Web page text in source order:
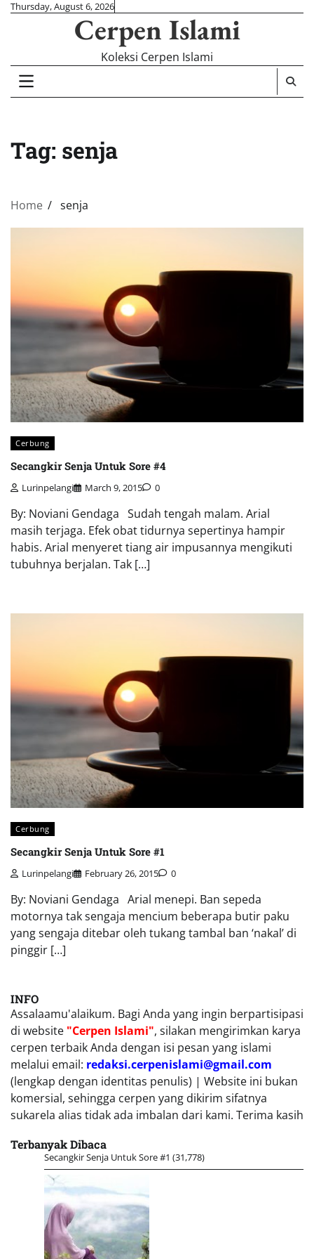
SkipThursday, August 6, 2026
Cerpen Islami
Koleksi Cerpen Islami
Tag: senja
Home senja
Cerbung
Secangkir Senja Untuk Sore #4
Lurinpelangi March 9, 2015 0
By: Noviani Gendaga Sudah tengah malam. Arial
masih terjaga. Efek obat tidurnya sepertinya hampir
habis. Arial menyeret tiang air impusannya mengikuti
tubuhnya berjalan. Tak […]
Cerbung
Secangkir Senja Untuk Sore #1
Lurinpelangi February 26, 2015 0
By: Noviani Gendaga Arial menepi. Ban sepeda
motornya tak sengaja mencium beberapa butir paku
yang sengaja ditebar oleh tukang tambal ban ‘nakal’ di
pinggir […]
INFO
Assalaamu'alaikum. Bagi Anda yang ingin berpartisipasi
di website "Cerpen Islami", silakan mengirimkan karya
cerpen terbaik Anda dengan isi pesan yang islami
melalui email: redaksi.cerpenislami@gmail.com
(lengkap dengan identitas penulis) | Website ini bukan
komersial, sehingga cerpen yang dikirim sifatnya
sukarela alias tidak ada imbalan dari kami. Terima kasih
Terbanyak Dibaca
Secangkir Senja Untuk Sore #1 (31,778)